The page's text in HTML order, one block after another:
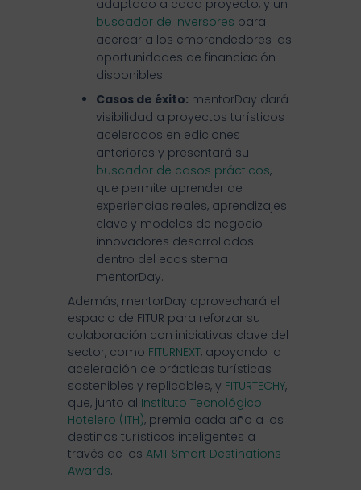
adaptado a cada proyecto, y un
buscador de inversores para
acercar a los emprendedores las
oportunidades de financiación
disponibles.
Casos de éxito: mentorDay dará
visibilidad a proyectos turísticos
acelerados en ediciones
anteriores y presentará su
buscador de casos prácticos,
que permite aprender de
experiencias reales, aprendizajes
clave y modelos de negocio
innovadores desarrollados
dentro del ecosistema
mentorDay.
Además, mentorDay aprovechará el
espacio de FITUR para reforzar su
colaboración con iniciativas clave del
sector, como FITURNEXT, apoyando la
aceleración de prácticas turísticas
sostenibles y replicables, y FITURTECHY,
que, junto al Instituto Tecnológico
Hotelero (ITH), premia cada año a los
destinos turísticos inteligentes a
través de los AMT Smart Destinations
Awards.